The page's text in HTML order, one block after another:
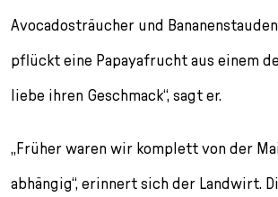
e
c
o
n
Avocadosträucher und
pflückt eine Papayafrucht aus einem
liebe ihren Geschmack“, sagt er.
„Früher waren wir komplett von der
abhängig“, erinnert sich der Landwirt.